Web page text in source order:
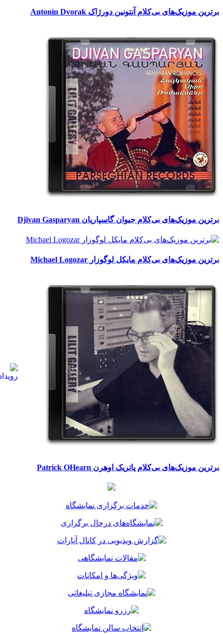
برترین موزیک‌های بی‌کلام آنتونین دورژاک Antonin Dvorak
برترین موزیک‌های بی‌کلام جیوان گاسپاریان Djivan Gasparyan
برترین موزیک‌های بی‌کلام مایکل لوگوزار Michael Logozar
برترین موزیک‌های بی‌کلام پاتریک اوهرن Patrick OHearn